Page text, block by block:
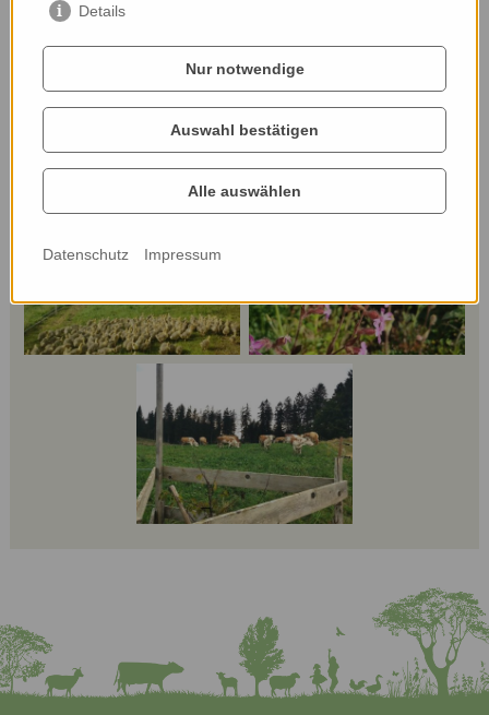
Webseite:
www.vomjogl.at/
Details
Nur notwendige
Auswahl bestätigen
Alle auswählen
Datenschutz Impressum